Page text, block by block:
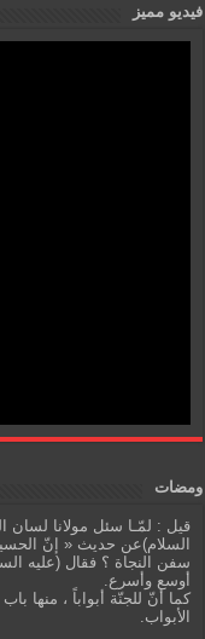
فيديو مميز
ومضات
قيل : لمّـا سئل مولانا لسان
السلام)عن حديث « إنّ
سفن النجاة ؟ فقال (عليه
أوسع وأسرع.
كما أنّ للجنّة أبواباً ، منها
الأبواب.